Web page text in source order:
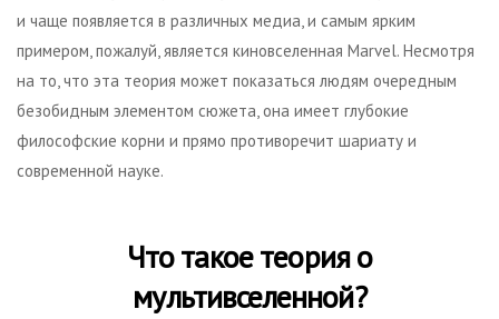
и чаще появляется в различных медиа, и самым ярким
примером, пожалуй, является киновселенная Marvel. Несмотря
на то, что эта теория может показаться людям очередным
безобидным элементом сюжета, она имеет глубокие
философские корни и прямо противоречит шариату и
современной науке.
Что такое теория о
мультивселенной?